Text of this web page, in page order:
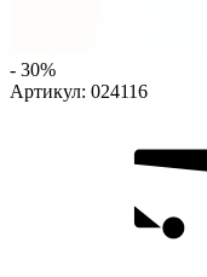
- 30%
Артикул: 024116